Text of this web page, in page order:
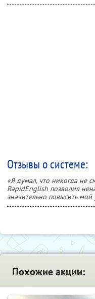
Отзывы о системе:
«Я думал, что никогда не
RapidEnglish позволил
значительно повысить
Похожие акции: